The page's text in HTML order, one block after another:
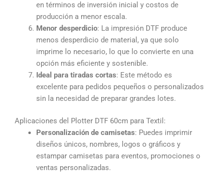
en términos de inversión inicial y costos de
producción a menor escala.
Menor desperdicio: La impresión DTF produce
menos desperdicio de material, ya que solo
imprime lo necesario, lo que lo convierte en una
opción más eficiente y sostenible.
Ideal para tiradas cortas: Este método es
excelente para pedidos pequeños o personalizados
sin la necesidad de preparar grandes lotes.
Aplicaciones del Plotter DTF 60cm para Textil:
Personalización de camisetas: Puedes imprimir
diseños únicos, nombres, logos o gráficos y
estampar camisetas para eventos, promociones o
ventas personalizadas.